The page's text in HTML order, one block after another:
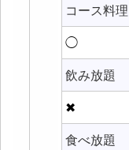
コース料理
◯
飲み放題
✖
食べ放題